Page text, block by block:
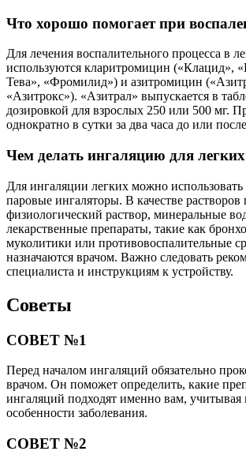
Что хорошо помогает при
Для лечения воспалительного процесса в
используются кларитромицин («Клацид»,
Тева», «Фромилид») и азитромицин
«Азитрокс»). «Азитрал» выпускается в
дозировкой для взрослых 250 или 500 мг.
однократно в сутки за два часа до или
Чем делать ингаляцию для
Для ингаляции легких можно использовать
паровые ингаляторы. В качестве
физиологический раствор, минеральные
лекарственные препараты, такие как
муколитики или противовоспалительные
назначаются врачом. Важно следовать
специалиста и инструкциям к устройству.
Советы
СОВЕТ №1
Перед началом ингаляций обязательно
врачом. Он поможет определить, какие
ингаляций подходят именно вам, учитывая
особенности заболевания.
СОВЕТ №2